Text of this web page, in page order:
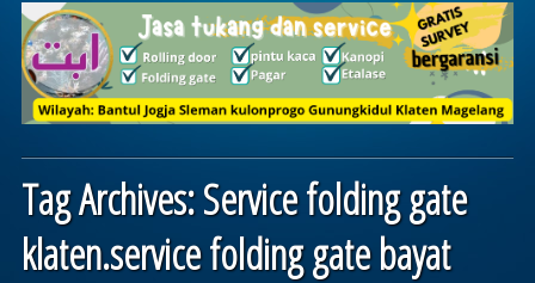
Tag Archives:Service folding gate
klaten.service folding gate bayat